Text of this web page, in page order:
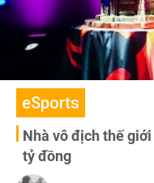
eSports
Nhà vô địch thế
tỷ đồng